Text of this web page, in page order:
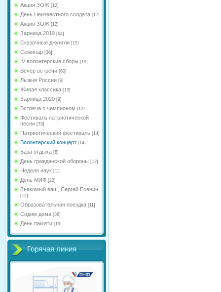
Акция ЗОЖ [12]
День Неизвестного солдата [17]
Акции ЗОЖ [12]
Зарница 2019 [64]
Сказочные джунгли [15]
Семинар [36]
IV волонтерские сборы [19]
Вечер встречи [60]
Лыжня России [9]
Живая классика [13]
Зарница 2020 [9]
Встреча с чемпионом [12]
Фестиваль патриотической
песни [33]
Патриотический фестиваль [14]
Волонтерский концерт [14]
База отдыха [8]
День гражданской обороны [12]
Неделя наук [11]
День МИФ [23]
Знакомый ваш, Сергей Есенин
[12]
Образовательная поездка [11]
Сидим дома [36]
День памяти [19]
Горячая линия